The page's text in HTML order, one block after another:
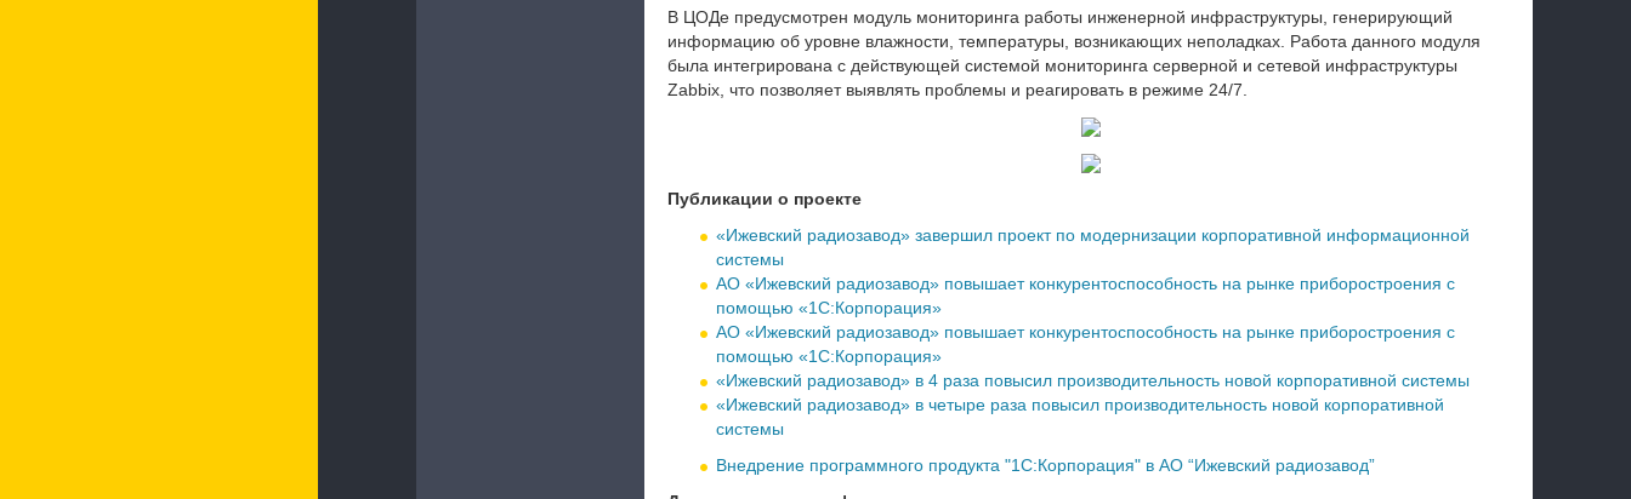
В ЦОДе предусмотрен модуль мониторинга работы инженерной инфраструктуры, генерирующий
информацию об уровне влажности, температуры, возникающих неполадках. Работа данного модуля
была интегрирована с действующей системой мониторинга серверной и сетевой инфраструктуры
Zabbix, что позволяет выявлять проблемы и реагировать в режиме 24/7.
Публикации о проекте
«Ижевский радиозавод» завершил проект по модернизации корпоративной информационной
системы
АО «Ижевский радиозавод» повышает конкурентоспособность на рынке приборостроения с
помощью «1С:Корпорация»
АО «Ижевский радиозавод» повышает конкурентоспособность на рынке приборостроения с
помощью «1С:Корпорация»
«Ижевский радиозавод» в 4 раза повысил производительность новой корпоративной системы
«Ижевский радиозавод» в четыре раза повысил производительность новой корпоративной
системы
Внедрение программного продукта "1С:Корпорация" в АО “Ижевский радиозавод”